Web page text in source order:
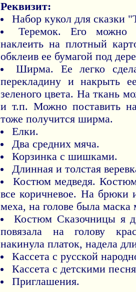
Реквизит:
Набор кукол для сказки
Теремок. Его можно
наклеить на плотный
обклеив ее бумагой под
Ширма. Ее легко
перекладину и накрыть
зеленого цвета. На ткань
и т.п. Можно поставить
тоже получится ширма.
Елки.
Два средних мяча.
Корзинка с шишками.
Длинная и толстая
Костюм медведя.
все коричневое. На брюки
меха, на голове была маска
Костюм Сказочницы я
повязала на голову
накинула платок, надела
Кассета с русской
Кассета с детскими
Приглашения.